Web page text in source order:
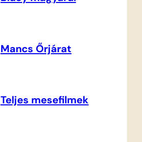
Mancs Őrjárat
Teljes mesefilmek